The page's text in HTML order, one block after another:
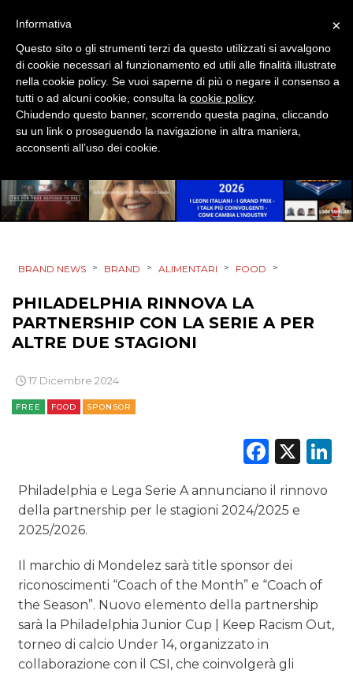
CINEMA
DIGITALE
ESTERNA
NORMATIVE
CASE HISTORY
OPINIONI
BRAND NEWS > BRAND > ALIMENTARI > FOOD >
PHILADELPHIA RINNOVA LA
PARTNERSHIP CON LA SERIE A PER
ALTRE DUE STAGIONI
17 Dicembre 2024
FREE FOOD SPONSOR
X
Philadelphia e Lega Serie A annunciano il rinnovo
della partnership per le stagioni 2024/2025 e
2025/2026.
Il marchio di Mondelez sarà title sponsor dei
riconoscimenti “Coach of the Month” e “Coach of
the Season”. Nuovo elemento della partnership
sarà la Philadelphia Junior Cup | Keep Racism Out,
torneo di calcio Under 14, organizzato in
collaborazione con il CSI, che coinvolgerà gli
×
Informativa
Questo sito o gli strumenti terzi da questo utilizzati si avvalgono
di cookie necessari al funzionamento ed utili alle finalità illustrate
nella cookie policy. Se vuoi saperne di più o negare il consenso a
tutti o ad alcuni cookie, consulta la cookie policy.
Chiudendo questo banner, scorrendo questa pagina, cliccando
su un link o proseguendo la navigazione in altra maniera,
acconsenti all’uso dei cookie.